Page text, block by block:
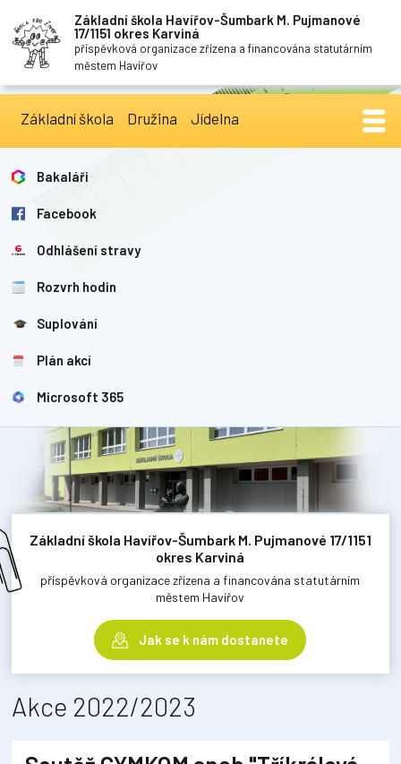
Základní škola Havířov-Šumbark M. Pujmanové
17/1151 okres Karviná
příspěvková organizace zřízena a financována statutárním
městem Havířov
Základní škola Družina Jídelna
Bakaláři
Facebook
Odhlášení stravy
Rozvrh hodin
Suplování
Plán akcí
Microsoft 365
Základní škola Havířov-Šumbark M. Pujmanové 17/1151
okres Karviná
příspěvková organizace zřízena a financována statutárním
městem Havířov
Jak se k nám dostanete
Akce 2022/2023